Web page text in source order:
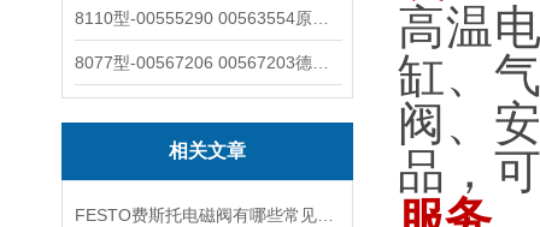
相关文章
高温
缸、
阀、
品，